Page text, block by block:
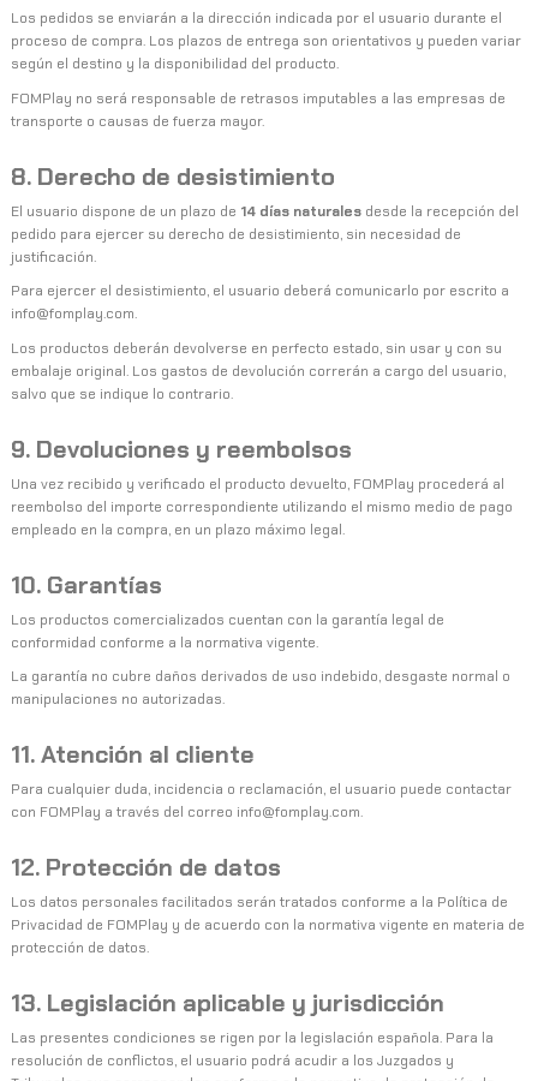
Los pedidos se enviarán a la dirección indicada por el usuario durante el
proceso de compra. Los plazos de entrega son orientativos y pueden variar
según el destino y la disponibilidad del producto.
FOMPlay no será responsable de retrasos imputables a las empresas de
transporte o causas de fuerza mayor.
8. Derecho de desistimiento
El usuario dispone de un plazo de 14 días naturales desde la recepción del
pedido para ejercer su derecho de desistimiento, sin necesidad de
justificación.
Para ejercer el desistimiento, el usuario deberá comunicarlo por escrito a
info@fomplay.com.
Los productos deberán devolverse en perfecto estado, sin usar y con su
embalaje original. Los gastos de devolución correrán a cargo del usuario,
salvo que se indique lo contrario.
9. Devoluciones y reembolsos
Una vez recibido y verificado el producto devuelto, FOMPlay procederá al
reembolso del importe correspondiente utilizando el mismo medio de pago
empleado en la compra, en un plazo máximo legal.
10. Garantías
Los productos comercializados cuentan con la garantía legal de
conformidad conforme a la normativa vigente.
La garantía no cubre daños derivados de uso indebido, desgaste normal o
manipulaciones no autorizadas.
11. Atención al cliente
Para cualquier duda, incidencia o reclamación, el usuario puede contactar
con FOMPlay a través del correo info@fomplay.com.
12. Protección de datos
Los datos personales facilitados serán tratados conforme a la Política de
Privacidad de FOMPlay y de acuerdo con la normativa vigente en materia de
protección de datos.
13. Legislación aplicable y jurisdicción
Las presentes condiciones se rigen por la legislación española. Para la
resolución de conflictos, el usuario podrá acudir a los Juzgados y